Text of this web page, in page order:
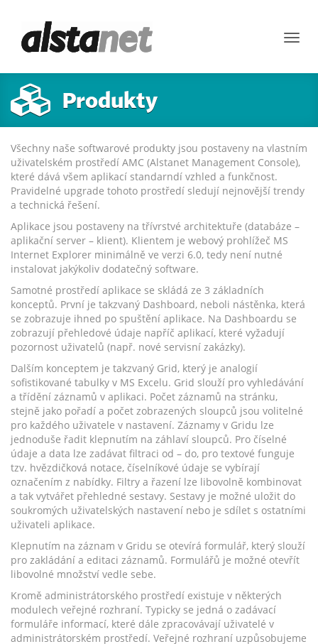
Produkty
Všechny naše softwarové produkty jsou postaveny na vlastním
uživatelském prostředí AMC (Alstanet Management Console),
které dává všem aplikací standarndí vzhled a funkčnost.
Pravidelné upgrade tohoto prostředí sledují nejnovější trendy
a technická řešení.
Aplikace jsou postaveny na třívrstvé architektuře (databáze –
aplikační server – klient). Klientem je webový prohlížeč MS
Internet Explorer minimálně ve verzi 6.0, tedy není nutné
instalovat jakýkoliv dodatečný software.
Samotné prostředí aplikace se skládá ze 3 základních
konceptů. První je takzvaný Dashboard, neboli nástěnka, která
se zobrazuje ihned po spuštění aplikace. Na Dashboardu se
zobrazují přehledové údaje napříč aplikací, které vyžadují
pozornost uživatelů (např. nové servisní zakázky).
Dalším konceptem je takzvaný Grid, který je analogií
sofistikované tabulky v MS Excelu. Grid slouží pro vyhledávání
a třídění záznamů v aplikaci. Počet záznamů na stránku,
stejně jako pořadí a počet zobrazených sloupců jsou volitelné
pro každého uživatele v nastavení. Záznamy v Gridu lze
jednoduše řadit klepnutím na záhlaví sloupců. Pro číselné
údaje a data lze zadávat filtraci od – do, pro textové funguje
tzv. hvězdičková notace, číselníkové údaje se vybírají
označením z nabídky. Filtry a řazení lze libovolně kombinovat
a tak vytvářet přehledné sestavy. Sestavy je možné uložit do
soukromých uživatelských nastavení nebo je sdílet s ostatními
uživateli aplikace.
Klepnutím na záznam v Gridu se otevírá formulář, který slouží
pro zakládání a editaci záznamů. Formulářů je možné otevřít
libovolné množství vedle sebe.
Kromě administrátorského prostředí existuje v některých
modulech veřejné rozhraní. Typicky se jedná o zadávací
formuláře informací, které dále zpracovávají uživatelé v
administrátorském prostředí. Veřejné rozhraní uzpůsobujeme